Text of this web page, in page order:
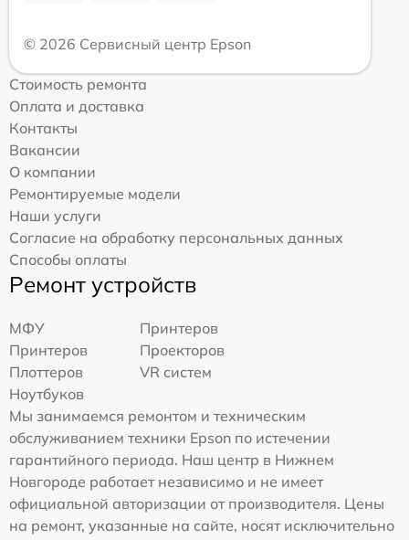
© 2026 Сервисный центр Epson
Стоимость ремонта
Оплата и доставка
Контакты
Вакансии
О компании
Ремонтируемые модели
Наши услуги
Согласие на обработку персональных данных
Способы оплаты
Ремонт устройств
МФУ
Принтеров
Принтеров
Проекторов
Плоттеров
VR систем
Ноутбуков
Мы занимаемся ремонтом и техническим
обслуживанием техники Epson по истечении
гарантийного периода. Наш центр в Нижнем
Новгороде работает независимо и не имеет
официальной авторизации от производителя. Цены
на ремонт, указанные на сайте, носят исключительно